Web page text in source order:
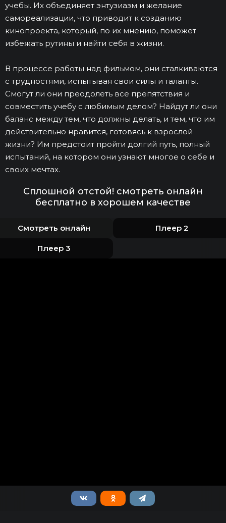
учебы. Их объединяет энтузиазм и желание
самореализации, что приводит к созданию
кинопроекта, который, по их мнению, поможет
избежать рутины и найти себя в жизни.
В процессе работы над фильмом, они сталкиваются
с трудностями, испытывая свои силы и таланты.
Смогут ли они преодолеть все препятствия и
совместить учебу с любимым делом? Найдут ли они
баланс между тем, что должны делать, и тем, что им
действительно нравится, готовясь к взрослой
жизни? Им предстоит пройти долгий путь, полный
испытаний, на котором они узнают многое о себе и
своих мечтах.
Сплошной отстой! смотреть онлайн
бесплатно в хорошем качестве
Смотреть онлайн Плеер 2
Плеер 3